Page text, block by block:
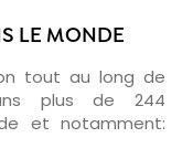
LE MONDE
tout au long de
plus de 244
et notamment: